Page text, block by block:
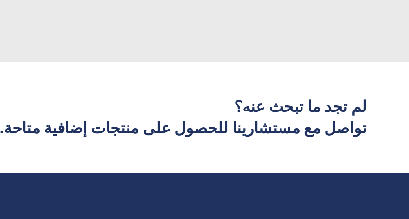
لم تجد ما تبحث عنه؟
تواصل مع مستشارينا للحصول على منتجات إضافية متاحة.